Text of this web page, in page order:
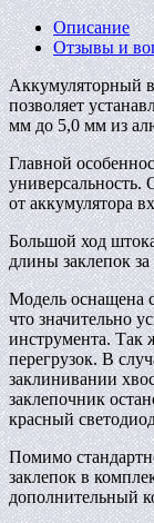
Описание
Отзывы и
Аккумуляторный
позволяет
мм до 5,0 мм из
Главной
универсальность.
от аккумулятора
Большой ход
длины заклепок
Модель оснащена
что значительно
инструмента. Так
перегрузок. В
заклинивании
заклепочник
красный
Помимо
заклепок в
дополнительный